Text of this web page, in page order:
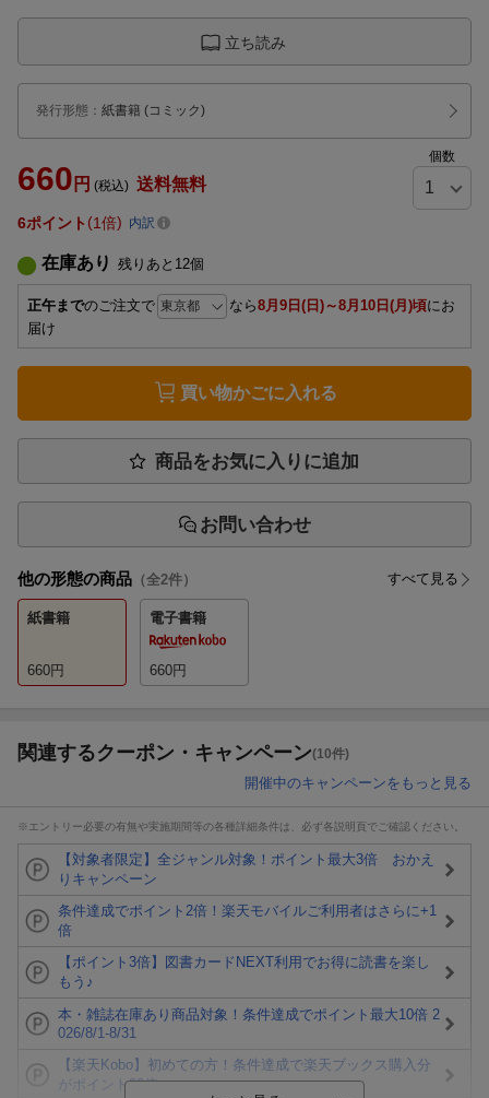
立ち読み
発行形態 ： 紙書籍 (コミック)
660 円 (税込) 送料無料
個数
6ポイント 1倍 内訳
在庫あり 残りあと 12個
正午までのご注文で なら8月9日(日)～8月10日(月)頃にお
届け
買い物かごに入れる
商品をお気に入りに追加
お問い合わせ
他の形態の商品 （全2件） すべて見る
紙書籍
660円
電子書籍
660円
関連するクーポン・キャンペーン(10件)
開催中のキャンペーンをもっと見る
※エントリー必要の有無や実施期間等の各種詳細条件は、必ず各説明頁でご確認ください。
【対象者限定】全ジャンル対象！ポイント最大3倍 おかえ
りキャンペーン
条件達成でポイント2倍！楽天モバイルご利用者はさらに+1
倍
【ポイント3倍】図書カードNEXT利用でお得に読書を楽し
もう♪
本・雑誌在庫あり商品対象！条件達成でポイント最大10倍 2
026/8/1-8/31
【楽天Kobo】初めての方！条件達成で楽天ブックス購入分
がポイント20倍